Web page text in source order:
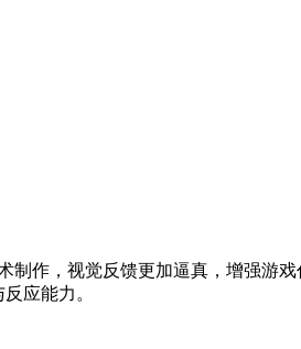
作，视觉反馈更加逼真，增强游
应能力。